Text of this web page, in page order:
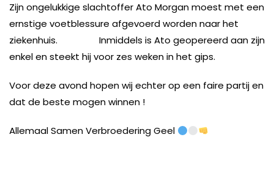
Zijn ongelukkige slachtoffer Ato Morgan moest met een
ernstige voetblessure afgevoerd worden naar het
ziekenhuis. Inmiddels is Ato geopereerd aan zijn
enkel en steekt hij voor zes weken in het gips.
Voor deze avond hopen wij echter op een faire partij en
dat de beste mogen winnen !
Allemaal Samen Verbroedering Geel